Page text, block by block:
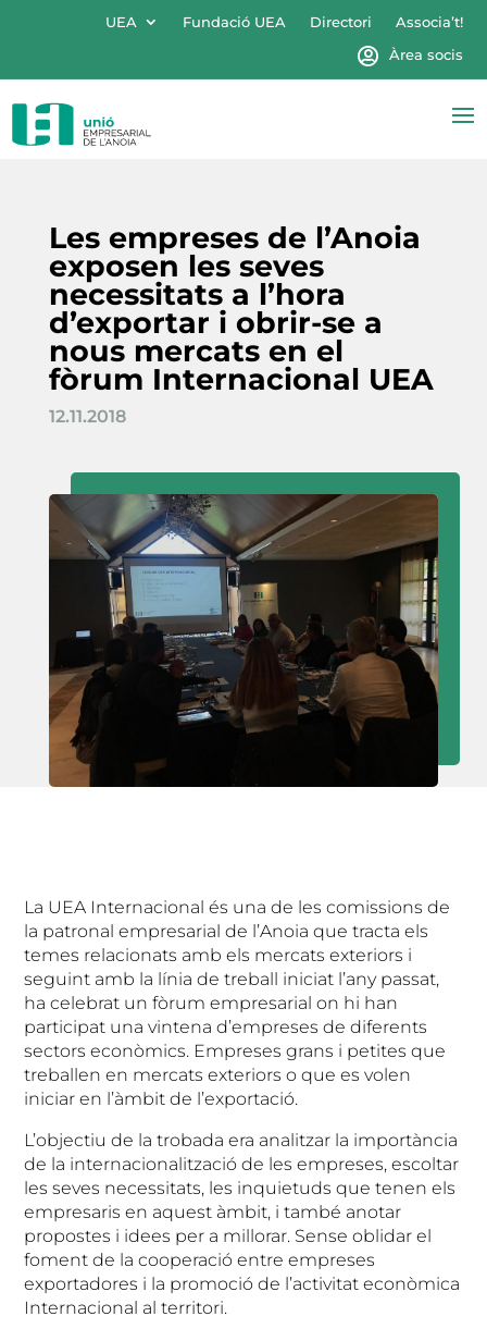
UEA Fundació UEA Directori
Associa’t!
Àrea socis
Les empreses de l’Anoia
exposen les seves
necessitats a l’hora
d’exportar i obrir-se a
nous mercats en el
fòrum Internacional UEA
12.11.2018
La UEA Internacional és una de les comissions de
la patronal empresarial de l’Anoia que tracta els
temes relacionats amb els mercats exteriors i
seguint amb la línia de treball iniciat l’any passat,
ha celebrat un fòrum empresarial on hi han
participat una vintena d’empreses de diferents
sectors econòmics. Empreses grans i petites que
treballen en mercats exteriors o que es volen
iniciar en l’àmbit de l’exportació.
L’objectiu de la trobada era analitzar la importància
de la internacionalització de les empreses, escoltar
les seves necessitats, les inquietuds que tenen els
empresaris en aquest àmbit, i també anotar
propostes i idees per a millorar. Sense oblidar el
foment de la cooperació entre empreses
exportadores i la promoció de l’activitat econòmica
Internacional al territori.